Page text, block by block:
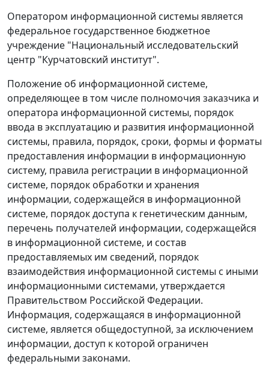
Оператором информационной системы является
федеральное государственное бюджетное
учреждение "Национальный исследовательский
центр "Курчатовский институт".
Положение об информационной системе,
определяющее в том числе полномочия заказчика и
оператора информационной системы, порядок
ввода в эксплуатацию и развития информационной
системы, правила, порядок, сроки, формы и форматы
предоставления информации в информационную
систему, правила регистрации в информационной
системе, порядок обработки и хранения
информации, содержащейся в информационной
системе, порядок доступа к генетическим данным,
перечень получателей информации, содержащейся
в информационной системе, и состав
предоставляемых им сведений, порядок
взаимодействия информационной системы с иными
информационными системами, утверждается
Правительством Российской Федерации.
Информация, содержащаяся в информационной
системе, является общедоступной, за исключением
информации, доступ к которой ограничен
федеральными законами.